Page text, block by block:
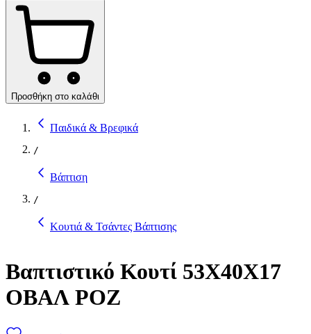
Προσθήκη στο καλάθι
Παιδικά & Βρεφικά
/
Βάπτιση
/
Κουτιά & Τσάντες Βάπτισης
Βαπτιστικό Κουτί 53Χ40Χ17
ΟΒΑΛ ΡΟΖ